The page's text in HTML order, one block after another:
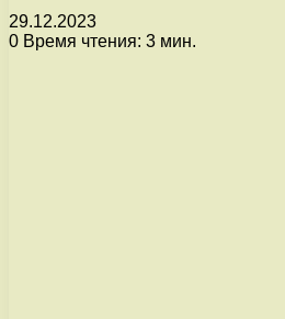
29.12.2023
0 Время чтения: 3 мин.